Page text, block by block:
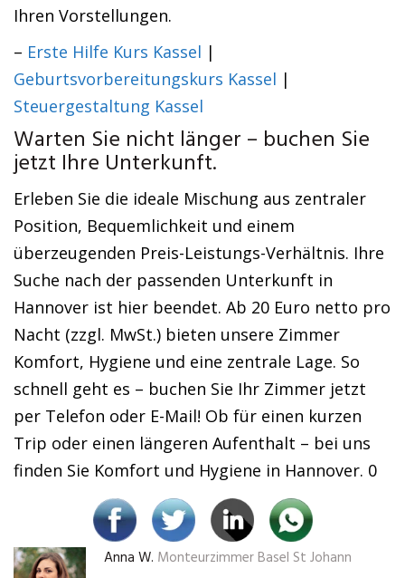
Ihren Vorstellungen.
– Erste Hilfe Kurs Kassel |
Geburtsvorbereitungskurs Kassel |
Steuergestaltung Kassel
Warten Sie nicht länger – buchen Sie
jetzt Ihre Unterkunft.
Erleben Sie die ideale Mischung aus zentraler
Position, Bequemlichkeit und einem
überzeugenden Preis-Leistungs-Verhältnis. Ihre
Suche nach der passenden Unterkunft in
Hannover ist hier beendet. Ab 20 Euro netto pro
Nacht (zzgl. MwSt.) bieten unsere Zimmer
Komfort, Hygiene und eine zentrale Lage. So
schnell geht es – buchen Sie Ihr Zimmer jetzt
per Telefon oder E-Mail! Ob für einen kurzen
Trip oder einen längeren Aufenthalt – bei uns
finden Sie Komfort und Hygiene in Hannover. 0
Anna W. Monteurzimmer Basel St Johann